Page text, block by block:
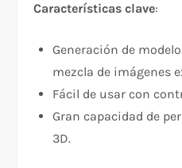
Características clave:
Generación de
mezcla de imágenes
Fácil de usar con
Gran capacidad de
3D.